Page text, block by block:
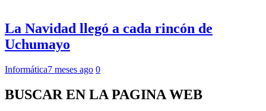
La Navidad llegó a cada rincón de
Uchumayo
Informática7 meses ago 0
BUSCAR EN LA PAGINA WEB